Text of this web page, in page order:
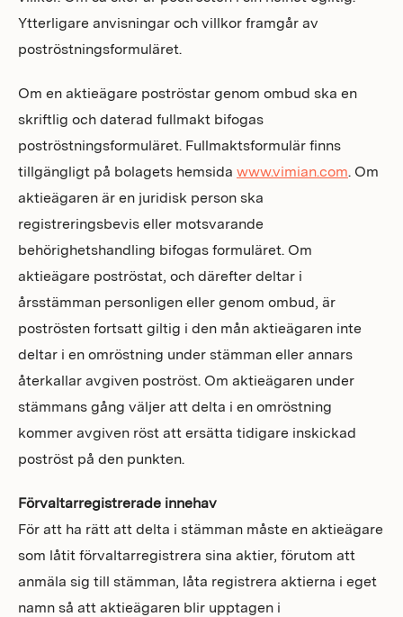
Ytterligare anvisningar och villkor framgår av
poströstningsformuläret.
Om en aktieägare poströstar genom ombud ska en
skriftlig och daterad fullmakt bifogas
poströstningsformuläret. Fullmaktsformulär finns
tillgängligt på bolagets hemsida www.vimian.com. Om
aktieägaren är en juridisk person ska
registreringsbevis eller motsvarande
behörighetshandling bifogas formuläret. Om
aktieägare poströstat, och därefter deltar i
årsstämman personligen eller genom ombud, är
poströsten fortsatt giltig i den mån aktieägaren inte
deltar i en omröstning under stämman eller annars
återkallar avgiven poströst. Om aktieägaren under
stämmans gång väljer att delta i en omröstning
kommer avgiven röst att ersätta tidigare inskickad
poströst på den punkten.
Förvaltarregistrerade innehav
För att ha rätt att delta i stämman måste en aktieägare
som låtit förvaltarregistrera sina aktier, förutom att
anmäla sig till stämman, låta registrera aktierna i eget
namn så att aktieägaren blir upptagen i